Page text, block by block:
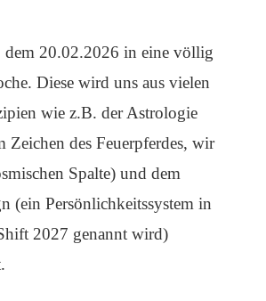
dem 20.02.2026 in eine völlig
Diese wird uns aus vielen
wie z.B. der Astrologie
Zeichen des Feuerpferdes, wir
Spalte) und dem
(ein Persönlichkeitssystem in
2027 genannt wird)